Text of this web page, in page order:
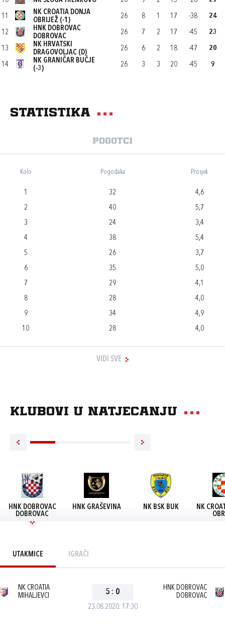
11
NK CROATIA DONJA
OBRIJEŽ (-1)
26 8 1 17 -38 24
12
HNK DOBROVAC
DOBROVAC
26 7 2 17 -45 23
13
NK HRVATSKI
DRAGOVOLJAC (D)
26 6 2 18 -47 20
14
NK GRANIČAR BUČJE
(-3)
26 3 3 20 -45 9
Statistika
Pogotci
Kolo Pogodaka Prosjek
1 32
4,6
2
40
5,7
3
24
3,4
4
38
5,4
5
26
3,7
6
35
5,0
7
29
4,1
8
28
4,0
9
34
4,9
10
28 4,0
VIDI SVE
Klubovi u natjecanju
HNK DOBROVAC
DOBROVAC
HNK GRAŠEVINA NK BSK BUK
NK
UTAKMICE IGRAČI
23.08.2020. 17:30
NK CROATIA
MIHALJEVCI
5 : 0
HNK DOBROVAC
DOBROVAC